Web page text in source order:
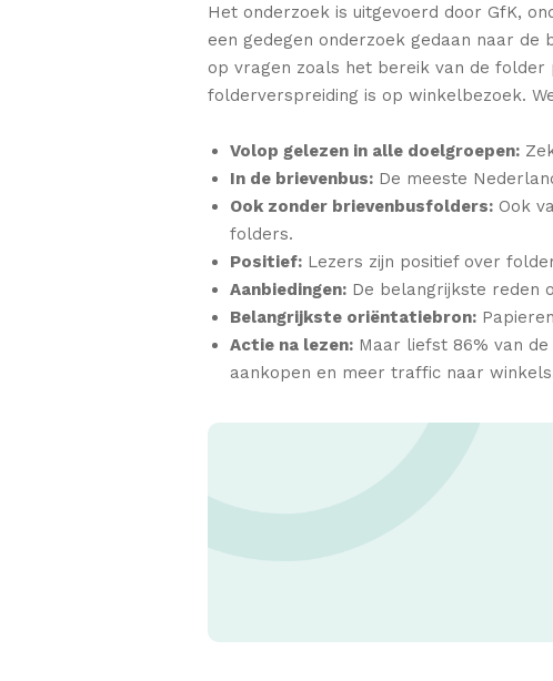
Het onderzoek is uitgevoerd door GfK,
een gedegen onderzoek gedaan naar
op vragen zoals het bereik van de
folderverspreiding is op winkelbezoek.
Volop gelezen in alle doelgroepen:
In de brievenbus: De meeste
Ook zonder brievenbusfolders: Ook
folders.
Positief: Lezers zijn positief over
Aanbiedingen: De belangrijkste reden
Belangrijkste oriëntatiebron:
Actie na lezen: Maar liefst 86% van
aankopen en meer traffic naar